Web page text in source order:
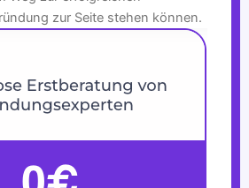
zur Seite stehen können.